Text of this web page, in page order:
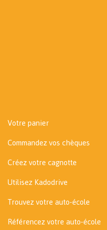
Votre panier
Commandez vos chèques
Créez votre cagnotte
Utilisez Kadodrive
Trouvez votre auto-école
Référencez votre auto-école